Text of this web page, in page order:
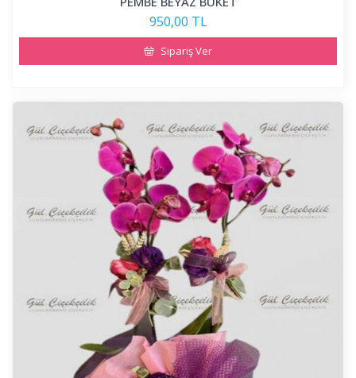
950,00 TL
Sipariş Ver